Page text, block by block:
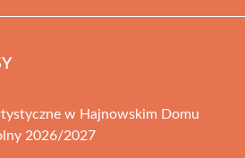
w Hajnowskim Domu
2026/2027